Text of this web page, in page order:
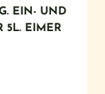
EIN- UND
5L. EIMER